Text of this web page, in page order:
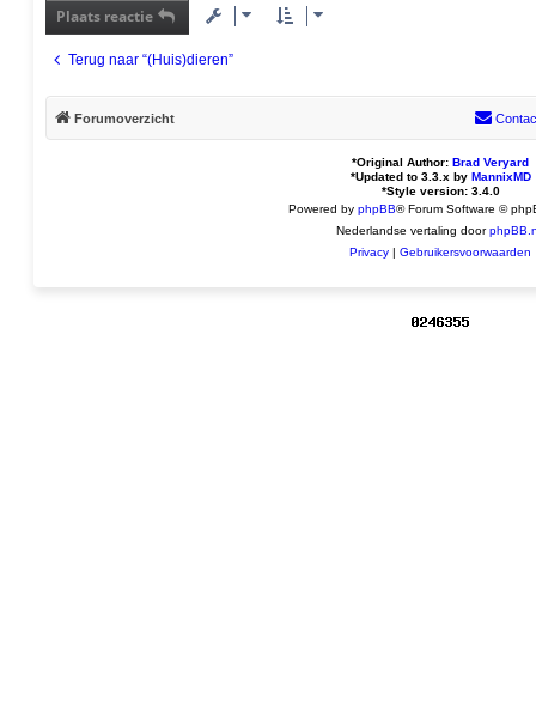
Plaats reactie
Terug naar “(Huis)dieren”
Forumoverzicht
*Original Author: Brad Veryard
*Updated to 3.3.x by MannixMD
*Style version: 3.4.0
Powered by phpBB® Forum Software ©
Nederlandse vertaling door
Privacy | Gebruikersvoorwaarden